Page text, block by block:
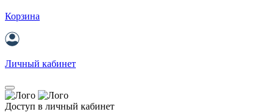
Корзина
Личный кабинет
Доступ в личный кабинет